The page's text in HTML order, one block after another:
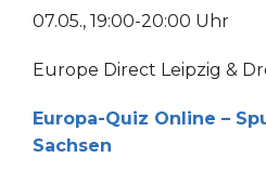
07.05., 19:00-20:00 Uhr
Europe Direct Leipzig &
Europa-Quiz Online –
Sachsen